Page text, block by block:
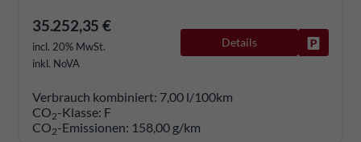
35.252,35 €
incl. 20% MwSt.
inkl. NoVA
Details
Verbrauch kombiniert: 7,00 l/100km
CO2-Klasse: F
CO2-Emissionen: 158,00 g/km